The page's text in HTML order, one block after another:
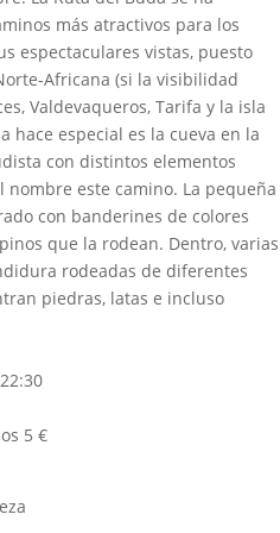
más atractivos para los
espectaculares vistas, puesto
Africana (si la visibilidad
Valdevaqueros, Tarifa y la isla
hace especial es la cueva en la
con distintos elementos
este camino. La pequeña
con banderines de colores
que la rodean. Dentro, varias
rodeadas de diferentes
piedras, latas e incluso
5 €